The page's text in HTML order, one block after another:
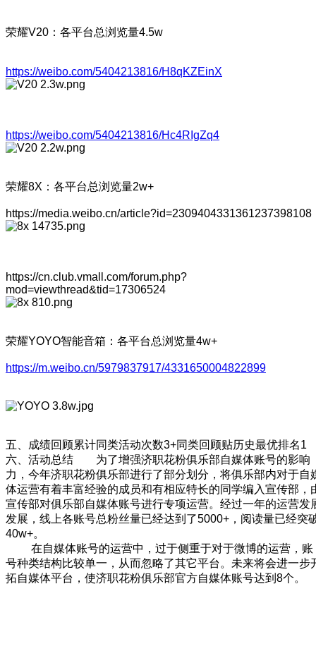
荣耀V20：各平台总浏览量4.5w
https://weibo.com/5404213816/H8qKZEinX
https://weibo.com/5404213816/Hc4RIgZq4
荣耀8X：各平台总浏览量2w+
https://media.weibo.cn/article?id=2309404331361237398108
https://cn.club.vmall.com/forum.php?
mod=viewthread&tid=17306524
荣耀YOYO智能音箱：各平台总浏览量4w+
https://m.weibo.cn/5979837917/4331650004822899
五、成绩回顾累计同类活动次数3+同类回顾贴历史最优排名1
六、活动总结 为了增强济职花粉俱乐部自媒体账号的影响
力，今年济职花粉俱乐部进行了部分划分，将俱乐部内对于自
体运营有着丰富经验的成员和有相应特长的同学编入宣传部，
宣传部对俱乐部自媒体账号进行专项运营。经过一年的运营发
发展，线上各账号总粉丝量已经达到了5000+，阅读量已经突
40w+。
在自媒体账号的运营中，过于侧重于对于微博的运营，账
号种类结构比较单一，从而忽略了其它平台。未来将会进一步
拓自媒体平台，使济职花粉俱乐部官方自媒体账号达到8个。